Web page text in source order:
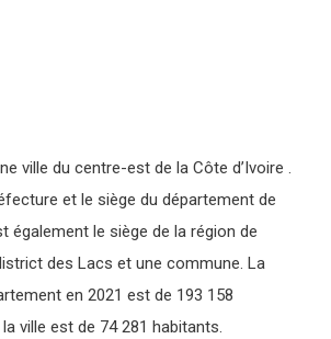
ville du centre-est de la Côte d’Ivoire .
et le siège du département de
également le siège de la région de
des Lacs et une commune. La
en 2021 est de 193 158
ville est de 74 281 habitants.